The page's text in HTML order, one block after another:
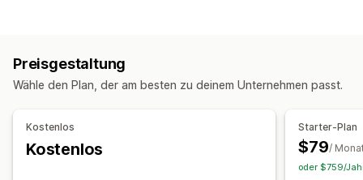
Erscheint-demnächst-Seiten
Help Center-Seiten
Kontaktseiten Über uns-Seiten
Formulare
Karriereseiten
Rechtsseiten Link auf der Bioseite
Seite "Rezensionen"
Preisgestaltung
Wähle den Plan, der am besten zu deinem Unternehmen passt.
Kostenlos
Kostenlos
Starter-Plan
$79/
oder $759/